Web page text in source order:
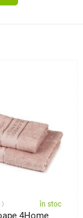
în stoc
4Home